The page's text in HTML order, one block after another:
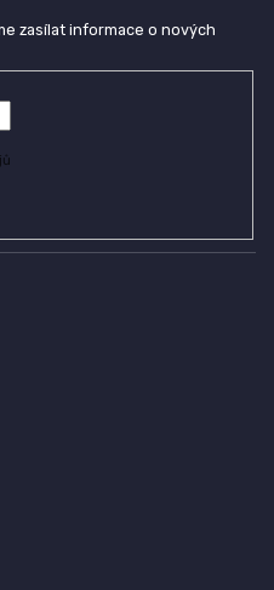
zasílat informace o nových